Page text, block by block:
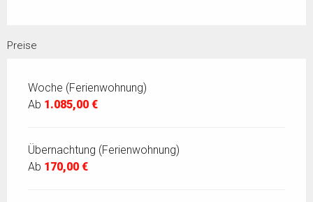
Preise
Woche (Ferienwohnung)
Ab 1.085,00 €
Übernachtung (Ferienwohnung)
Ab 170,00 €